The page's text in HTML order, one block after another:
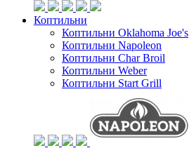
Коптильни
Коптильни Oklahoma Joe's
Коптильни Napoleon
Коптильни Char Broil
Коптильни Weber
Коптильни Start Grill